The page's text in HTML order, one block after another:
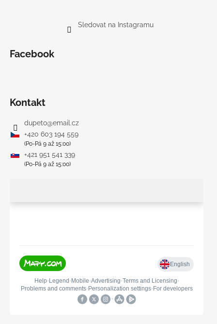
Sledovat na Instagramu
Facebook
Kontakt
dupeto@email.cz
+420 603 194 559
(Po-Pá 9 až 15:00)
+421 951 541 339
(Po-Pá 9 až 15:00)